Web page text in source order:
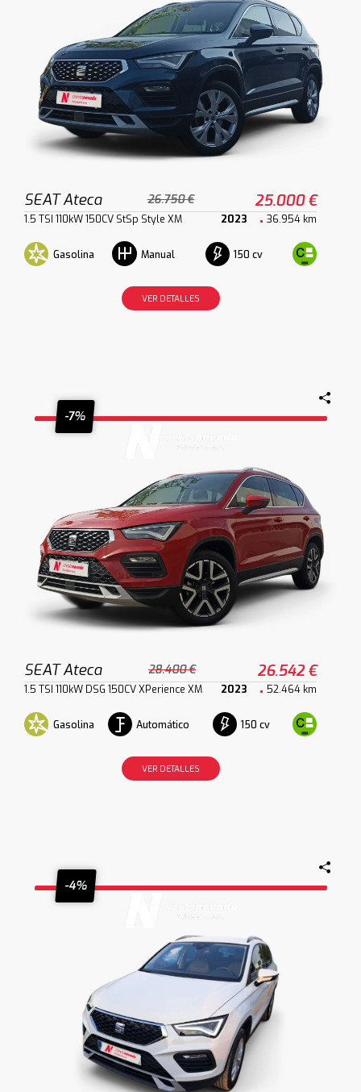
SEAT Ateca 26.750 € 25.000 €
1.5 TSI 110kW 150CV StSp Style XM 2023 36.954 km
Gasolina Manual 150 cv
VER DETALLES
-7%
SEAT Ateca 28.400 € 26.542 €
1.5 TSI 110kW DSG 150CV XPerience XM 2023 52.464 km
Gasolina Automático 150 cv
VER DETALLES
-4%